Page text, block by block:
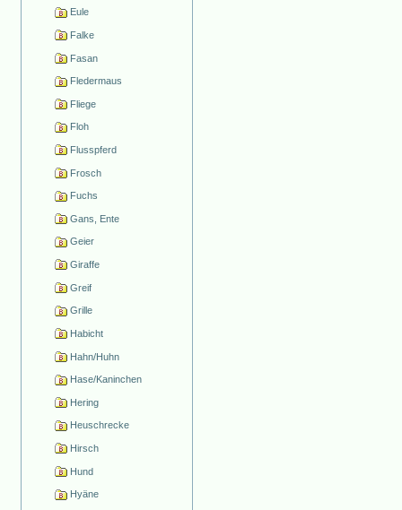
Eule
Falke
Fasan
Fledermaus
Fliege
Floh
Flusspferd
Frosch
Fuchs
Gans, Ente
Geier
Giraffe
Greif
Grille
Habicht
Hahn/Huhn
Hase/Kaninchen
Hering
Heuschrecke
Hirsch
Hund
Hyäne